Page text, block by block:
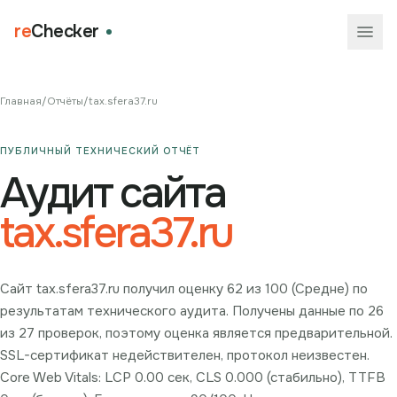
reChecker
Главная/Отчёты/tax.sfera37.ru
ПУБЛИЧНЫЙ ТЕХНИЧЕСКИЙ ОТЧЁТ
Аудит сайта
tax.sfera37.ru
Сайт tax.sfera37.ru получил оценку 62 из 100 (Средне) по
результатам технического аудита. Получены данные по 26
из 27 проверок, поэтому оценка является предварительной.
SSL-сертификат недействителен, протокол неизвестен.
Core Web Vitals: LCP 0.00 сек, CLS 0.000 (стабильно), TTFB